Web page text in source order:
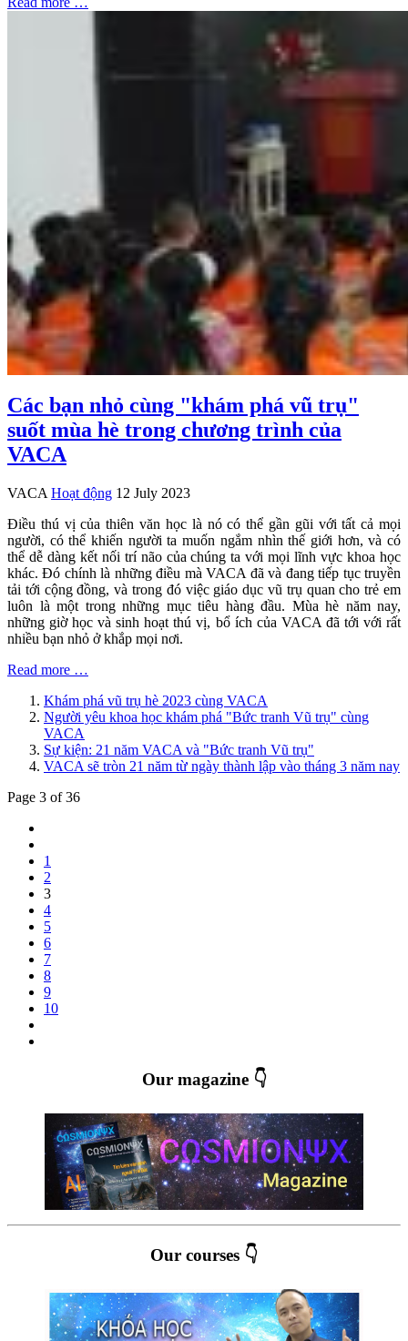
Các bạn nhỏ cùng "khám phá vũ trụ"
suốt mùa hè trong chương trình của
VACA
VACA Hoạt động 12 July 2023
Điều thú vị của thiên văn học là nó có thể gần gũi với tất cả mọi
người, có thể khiến người ta muốn ngắm nhìn thế giới hơn, và có
thể dễ dàng kết nối trí não của chúng ta với mọi lĩnh vực khoa học
khác. Đó chính là những điều mà VACA đã và đang tiếp tục truyền
tải tới cộng đồng, và trong đó việc giáo dục vũ trụ quan cho trẻ em
luôn là một trong những mục tiêu hàng đầu. Mùa hè năm nay,
những giờ học và sinh hoạt thú vị, bổ ích của VACA đã tới với rất
nhiều bạn nhỏ ở khắp mọi nơi.
Read more …
Khám phá vũ trụ hè 2023 cùng VACA
Người yêu khoa học khám phá "Bức tranh Vũ trụ" cùng
VACA
Sự kiện: 21 năm VACA và "Bức tranh Vũ trụ"
VACA sẽ tròn 21 năm từ ngày thành lập vào tháng 3 năm nay
Page 3 of 36
1
2
3
4
5
6
7
8
9
10
Our magazine 👇
Our courses 👇